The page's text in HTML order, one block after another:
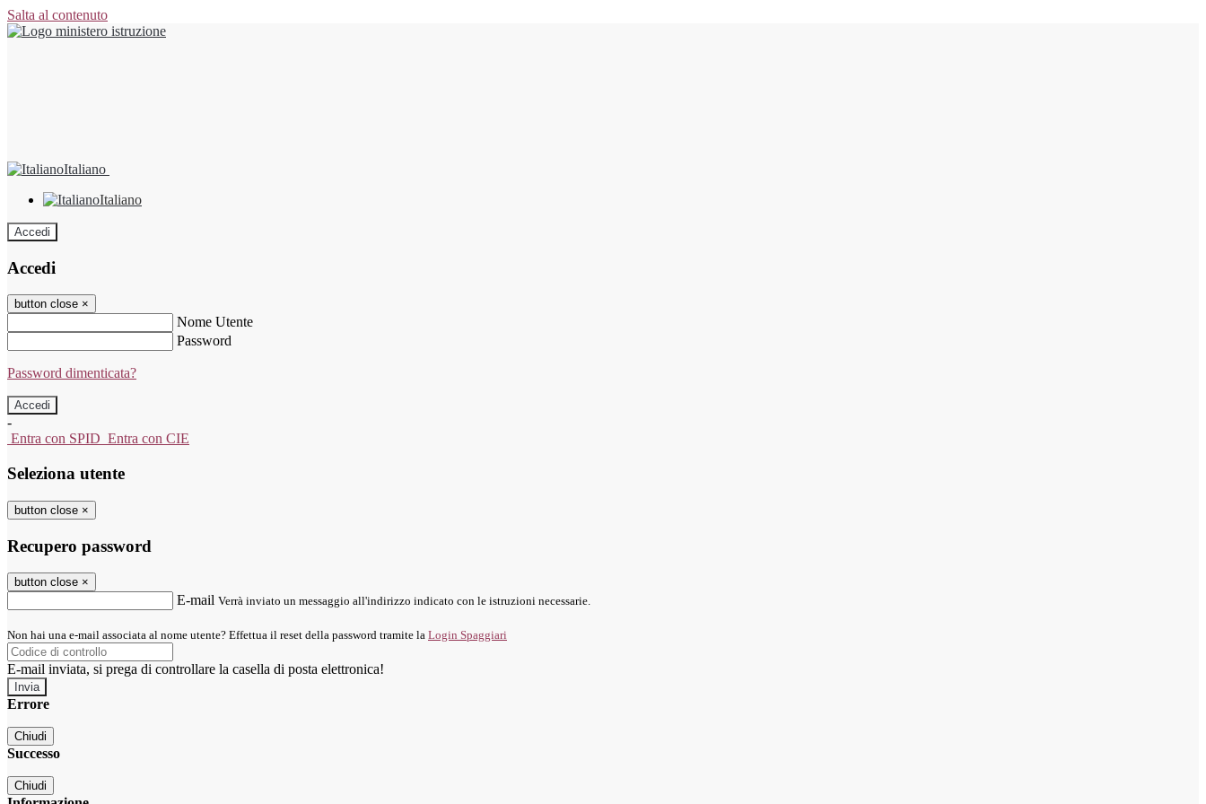
Salta al contenuto
Italiano
Italiano
Accedi
Accedi
button close ×
Nome Utente
Password
Password dimenticata?
-
Entra con SPID Entra con CIE
Seleziona utente
button close ×
Recupero password
button close ×
E-mail Verrà inviato un messaggio all'indirizzo indicato con le istruzioni necessarie.
Non hai una e-mail associata al nome utente? Effettua il reset della password tramite la Login Spaggiari
E-mail inviata, si prega di controllare la casella di posta elettronica!
Errore
Chiudi
Successo
Chiudi